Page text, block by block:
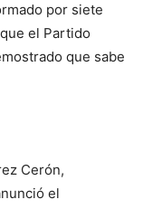
por siete
el Partido
que sabe
Cerón,
el